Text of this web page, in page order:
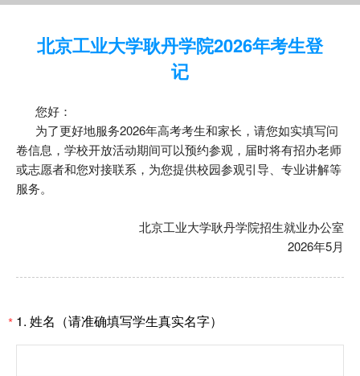
北京工业大学耿丹学院2026年考生登
记
您好：
为了更好地服务2026年高考考生和家长，请您如实填写问
卷信息，学校开放活动期间可以预约参观，届时将有招办老师
或志愿者和您对接联系，为您提供校园参观引导、专业讲解等
服务。
北京工业大学耿丹学院招生就业办公室
2026年5月
* 1. 姓名（请准确填写学生真实名字）